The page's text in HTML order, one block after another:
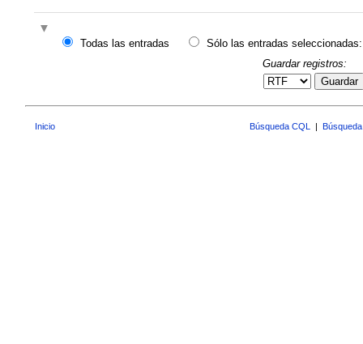
Todas las entradas
Sólo las entradas seleccionadas:
Guardar registros:
Guardar
Inicio Búsqueda CQL